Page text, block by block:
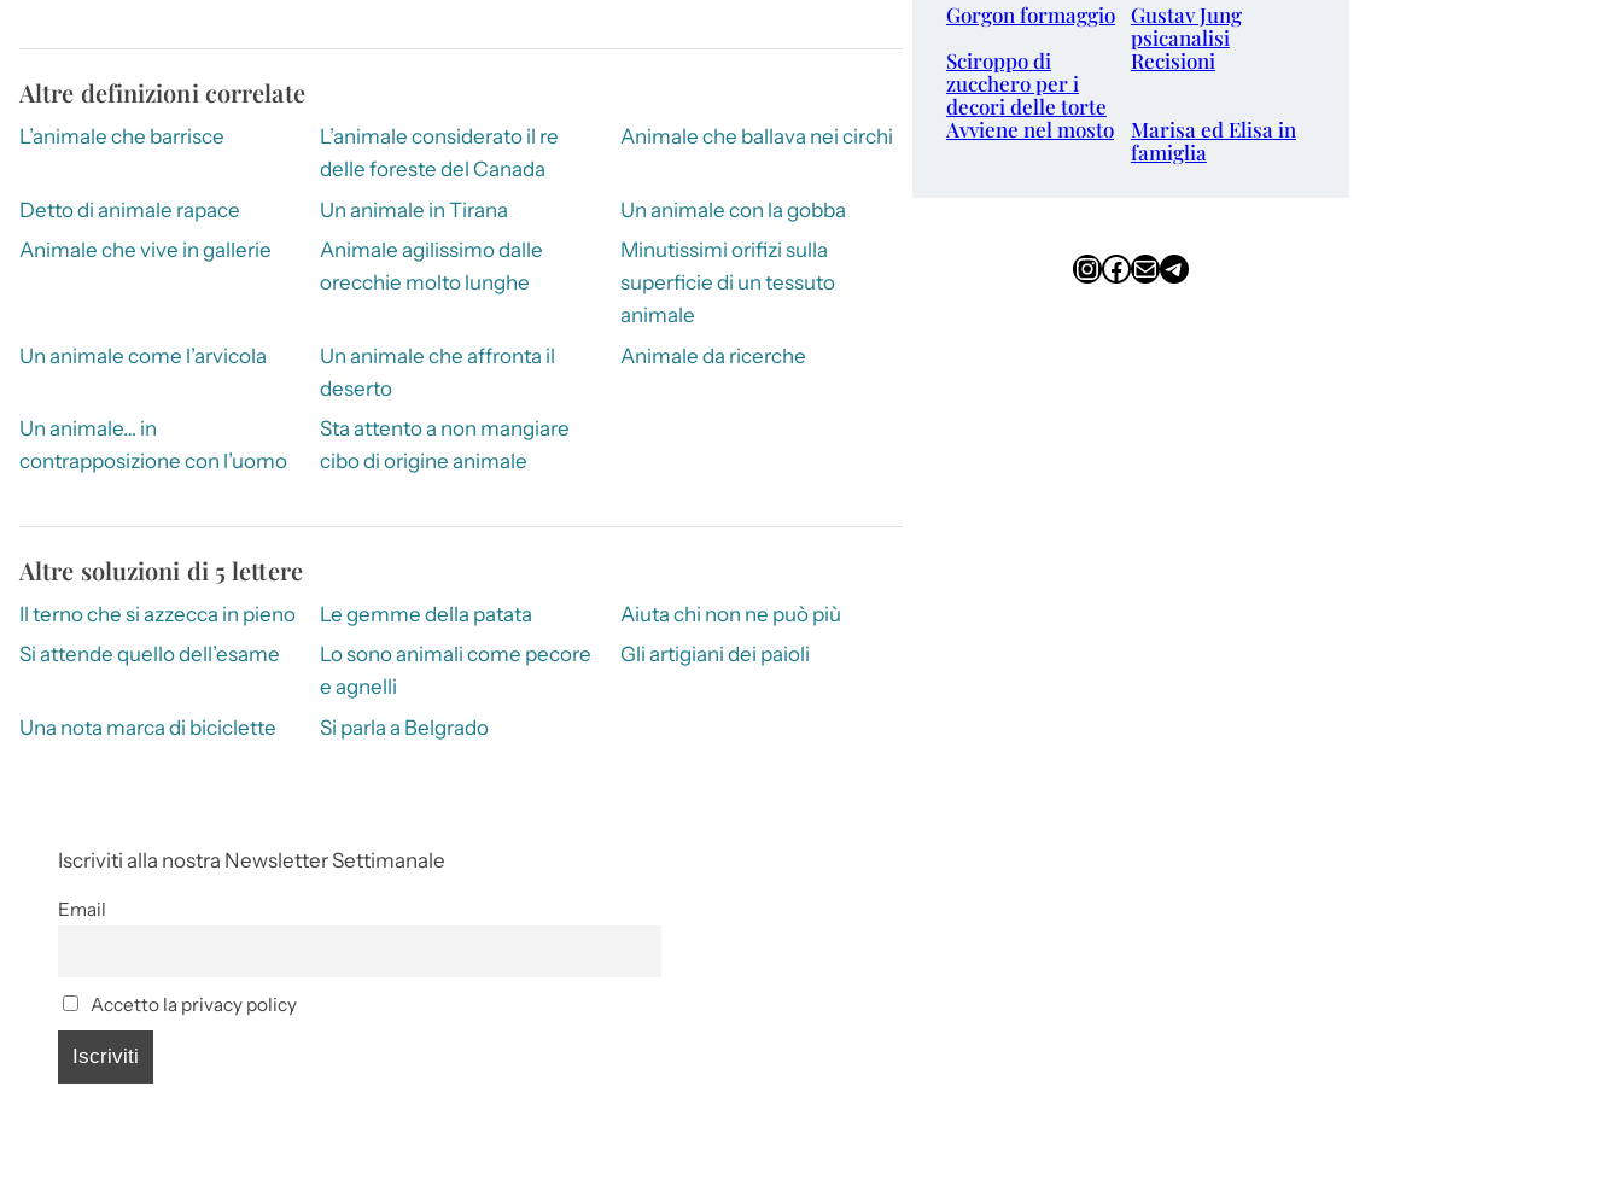
Altre definizioni correlate
L’animale che barrisce
L’animale considerato il re
delle foreste del Canada
Animale che ballava nei circhi
Detto di animale rapace Un animale in Tirana
Un animale con la gobba
Animale che vive in gallerie
Animale agilissimo dalle
orecchie molto lunghe
Minutissimi orifizi sulla
superficie di un tessuto
animale
Un animale come l’arvicola
Un animale che affronta il
deserto
Animale da ricerche
Un animale… in
contrapposizione con l’uomo
Sta attento a non mangiare
cibo di origine animale
Altre soluzioni di 5 lettere
Il terno che si azzecca in pieno Le gemme della patata
Aiuta chi non ne può più
Si attende quello dell’esame
Lo sono animali come pecore
e agnelli
Gli artigiani dei paioli
Una nota marca di biciclette Si parla a Belgrado
Iscriviti alla nostra Newsletter Settimanale
Email
Accetto la privacy policy
Gorgon formaggio Gustav Jung
psicanalisi
Sciroppo di
zucchero per i
decori delle torte
Recisioni
Avviene nel mosto
Marisa ed Elisa in
famiglia
InstagramFacebook Email Telegram